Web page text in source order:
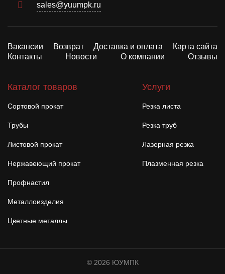
sales@yuumpk.ru
Вакансии Возврат Доставка и оплата
Карта сайта
Контакты
Новости О компании Отзывы
Каталог товаров
Сортовой прокат
Трубы
Листовой прокат
Нержавеющий прокат
Профнастил
Металлоизделия
Цветные металлы
Услуги
Резка листа
Резка труб
Лазерная резка
Плазменная резка
© 2026 ЮУМПК